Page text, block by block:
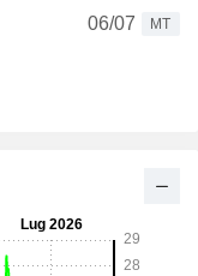
06/07
MT